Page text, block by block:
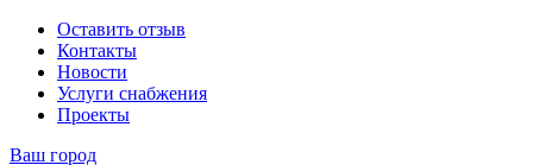
Оставить отзыв
Контакты
Новости
Услуги снабжения
Проекты
Ваш город